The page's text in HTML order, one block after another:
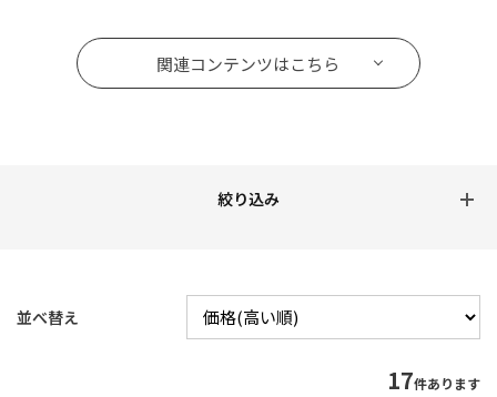
関連コンテンツはこちら
並べ替え
17件あります